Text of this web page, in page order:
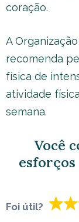
coração.
A
recomenda
física de
atividade
semana.
Você
esforços
Foi útil?